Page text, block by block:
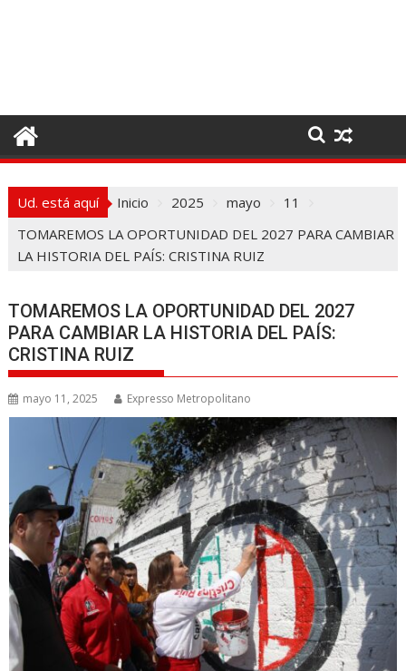
o
t
Ud. está aquí Inicio 2025 mayo
11
TOMAREMOS LA OPORTUNIDAD DEL 2027 PARA CAMBIAR
LA HISTORIA DEL PAÍS: CRISTINA RUIZ
TOMAREMOS LA OPORTUNIDAD DEL 2027
PARA CAMBIAR LA HISTORIA DEL PAÍS:
CRISTINA RUIZ
mayo 11, 2025 Expresso Metropolitano